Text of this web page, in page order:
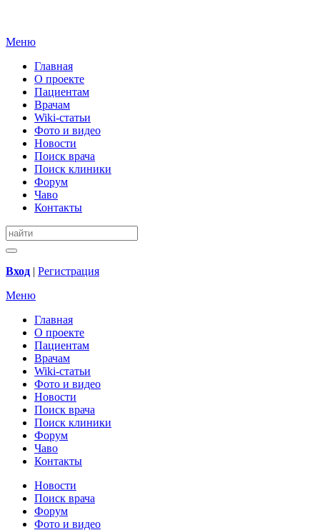
Меню
Главная
О проекте
Пациентам
Врачам
Wiki-статьи
Фото и видео
Новости
Поиск врача
Поиск клиники
Форум
Чаво
Контакты
Вход | Регистрация
Меню
Главная
О проекте
Пациентам
Врачам
Wiki-статьи
Фото и видео
Новости
Поиск врача
Поиск клиники
Форум
Чаво
Контакты
Новости
Поиск врача
Форум
Фото и видео